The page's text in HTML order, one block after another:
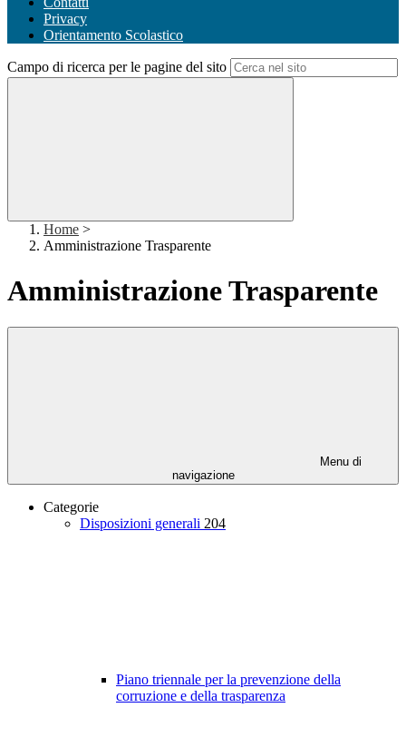
Privacy
Orientamento Scolastico
Campo di ricerca per le pagine del sito
Home >
Amministrazione Trasparente
Amministrazione Trasparente
Menu di
navigazione
Categorie
Disposizioni generali 204
Piano triennale per la prevenzione della
corruzione e della trasparenza